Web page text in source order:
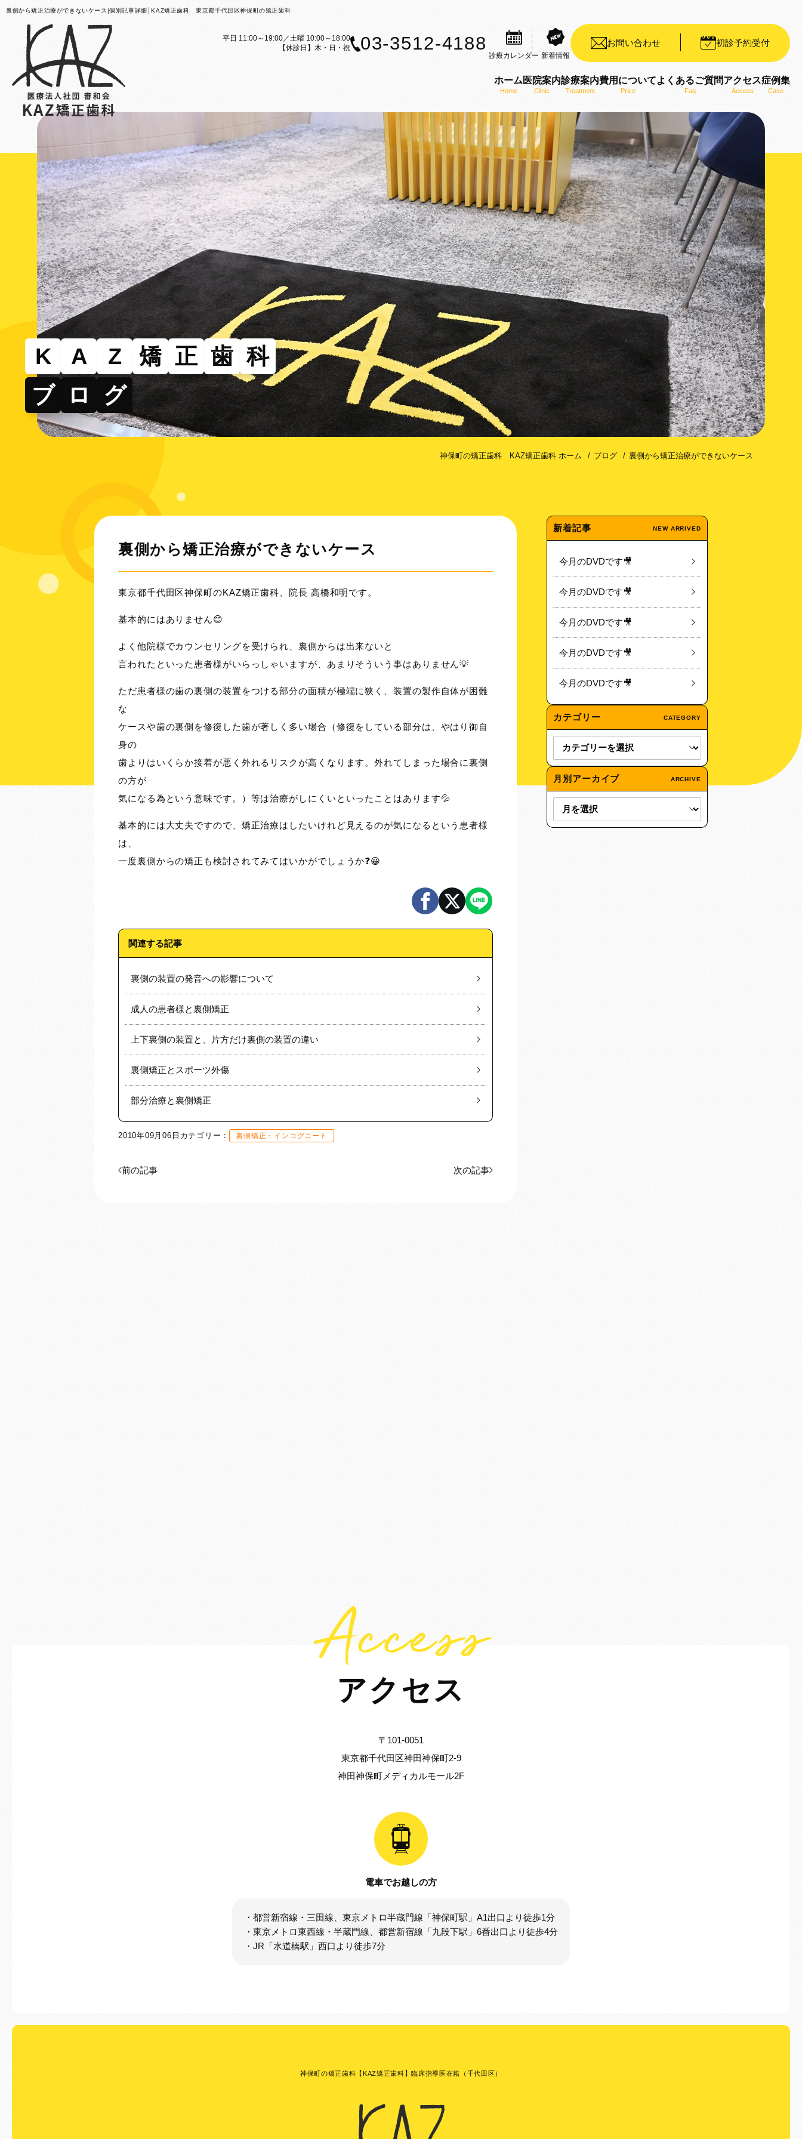
裏側から矯正治療ができないケース|個別記事詳細│KAZ矯正歯科 東京都千代田区神保町の矯正歯科
平日 11:00～19:00／土曜 10:00～18:00
【休診日】木・日・祝
03-3512-4188
診療カレンダー 新着情報
お問い合わせ 初診予約受付
ホーム
Home
医院案内
Clinic
KAZ矯正歯科の理念
医院案内 KAZ矯正歯科の特徴
歯科用CT 口腔内スキャナー（iTero）
スタッフ募集 感染予防対策
KAZ矯正歯科ブログ
診療案内
Treatment
矯正歯科治療のご案内
これから矯正歯科治療をお考えの方へ
矯正歯科治療の流れ
大人の矯正（成人矯正）
子どもの矯正（小児矯正）
口腔筋機能療法（MFT）
矯正装置のご紹介
セルフライゲーションブラケット装置（デイモンシステム）
カスタムメイド型リンガルブラケット矯正装置（WIN）
マウスピース型矯正装置（インビザライン）
歯科矯正用アンカースクリューを用いた矯正治療
その他
部分的な矯正（MTM）
できるだけ歯を抜かない矯正
歯のクリーニング
治療期間を短くするための方法
コルチコトミー（歯槽骨皮質骨切除術）
費用について
Price
よくあるご質問
Faq
アクセス
Access
症例集
Case
K A Z 矯 正 歯 科
ブ
ロ グ
神保町の矯正歯科 KAZ矯正歯科 ホーム ブログ 裏側から矯正治療ができないケース
裏側から矯正治療ができないケース
東京都千代田区神保町のKAZ矯正歯科、院長 高橋和明です。
基本的にはありません😊
よく他院様でカウンセリングを受けられ、裏側からは出来ないと
言われたといった患者様がいらっしゃいますが、あまりそういう事はありません💡
ただ患者様の歯の裏側の装置をつける部分の面積が極端に狭く、装置の製作自体が困難
な
ケースや歯の裏側を修復した歯が著しく多い場合（修復をしている部分は、やはり御自
身の
歯よりはいくらか接着が悪く外れるリスクが高くなります。外れてしまった場合に裏側
の方が
気になる為という意味です。）等は治療がしにくいといったことはあります💦
基本的には大丈夫ですので、矯正治療はしたいけれど見えるのが気になるという患者様
は、
一度裏側からの矯正も検討されてみてはいかがでしょうか❓😀
関連する記事
裏側の装置の発音への影響について
成人の患者様と裏側矯正
上下裏側の装置と、片方だけ裏側の装置の違い
裏側矯正とスポーツ外傷
部分治療と裏側矯正
2010年09月06日 カテゴリー： 裏側矯正・インコグニート
前の記事 次の記事
新着記事 NEW ARRIVED
今月のDVDです🎥
今月のDVDです🎥
今月のDVDです🎥
今月のDVDです🎥
今月のDVDです🎥
カテゴリー CATEGORY
月別アーカイブ ARCHIVE
Access
アクセス
〒101-0051
東京都千代田区神田神保町2-9
神田神保町メディカルモール2F
電車でお越しの方
・都営新宿線・三田線、東京メトロ半蔵門線「神保町駅」A1出口より徒歩1分
・東京メトロ東西線・半蔵門線、都営新宿線「九段下駅」6番出口より徒歩4分
・JR「水道橋駅」西口より徒歩7分
神保町の矯正歯科【KAZ矯正歯科】臨床指導医在籍（千代田区）
医院案内
矯正歯科治療のご案内
その他